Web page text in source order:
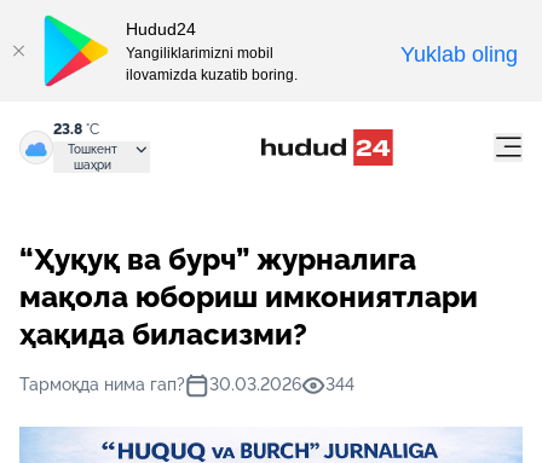
23.8 °C
Тошкент
шаҳри
“Ҳуқуқ ва бурч” журналига
мақола юбориш имкониятлари
ҳақида биласизми?
Тармоқда нима гап? 30.03.2026 344
Hudud24
Yangiliklarimizni mobil
ilovamizda kuzatib boring.
Yuklab oling